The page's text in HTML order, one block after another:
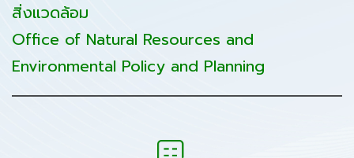
สิ่งแวดล้อม
Office of Natural Resources and
Environmental Policy and Planning